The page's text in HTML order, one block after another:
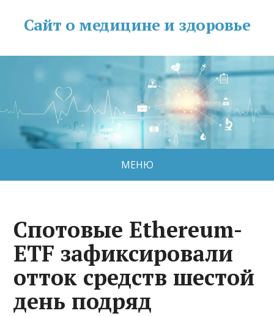
Сайт о медицине и здоровье
МЕНЮ
Спотовые Ethereum-
ETF зафиксировали
отток средств шестой
день подряд